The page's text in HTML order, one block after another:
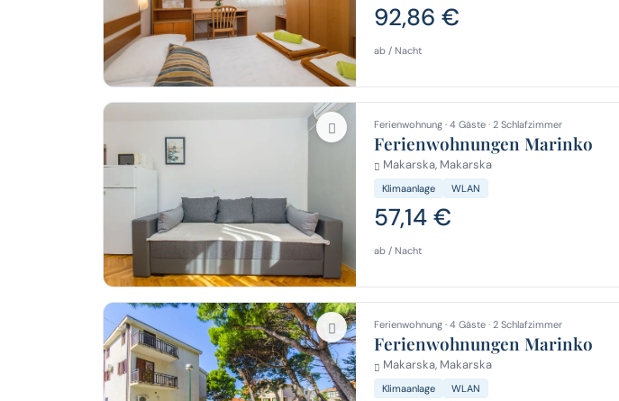
92,86 €
ab / Nacht
Ferienwohnung · 4 Gäste · 2 Schlafzimmer
Ferienwohnungen Marinko
Makarska, Makarska
Klimaanlage WLAN
57,14 €
ab / Nacht
Ferienwohnung · 4 Gäste · 2 Schlafzimmer
Ferienwohnungen Marinko
Makarska, Makarska
Klimaanlage WLAN